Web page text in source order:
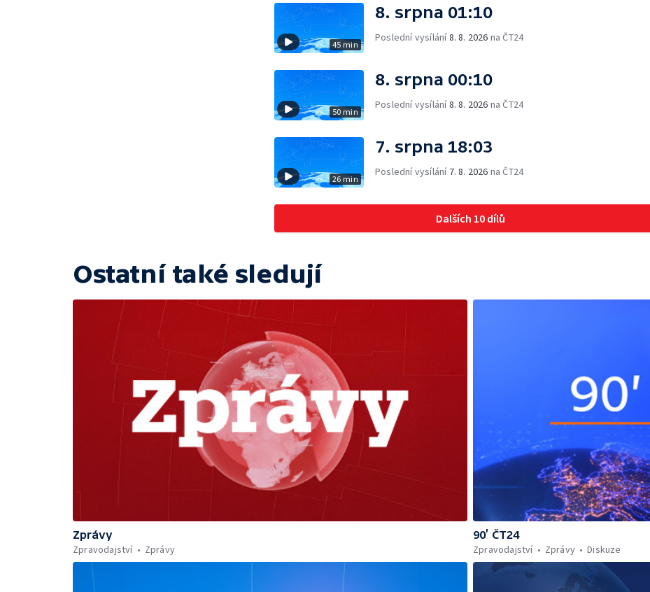
45 min
8. srpna 01:10
Poslední vysílání8. 8. 2026 na ČT24
50 min
8. srpna 00:10
Poslední vysílání8. 8. 2026 na ČT24
26 min
7. srpna 18:03
Poslední vysílání 7. 8. 2026 na ČT24
Dalších 10 dílů
Ostatní také sledují
Zprávy
Zpravodajství
Zprávy
90’ ČT24
Zpravodajství
Zprávy Diskuze